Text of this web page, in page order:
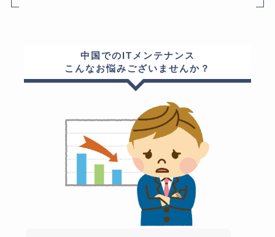
中国でのITメンテナンス
こんなお悩みございませんか？